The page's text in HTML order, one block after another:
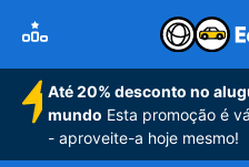
Até 20% desconto no
mundo Esta promoção é
- aproveite-a hoje mesmo!